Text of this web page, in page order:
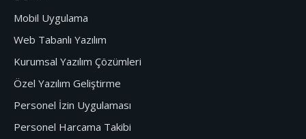
Mobil Uygulama
Web Tabanlı Yazılım
Kurumsal Yazılım Çözümleri
Özel Yazılım Geliştirme
Personel İzin Uygulaması
Personel Harcama Takibi